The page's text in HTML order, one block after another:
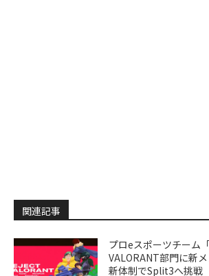
関連記事
プロeスポーツチーム
VALORANT部門に新メ
新体制でSplit3へ挑戦